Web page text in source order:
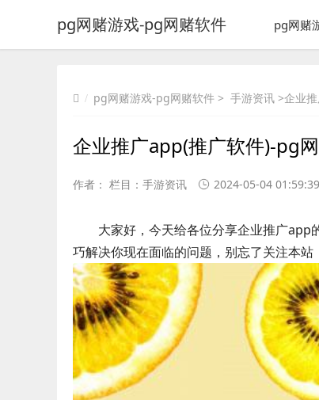
pg网赌游戏-pg网赌软件 pg网赌
pg网赌游戏-pg网赌软件 > 手游资讯 >企业
企业推广app(推广软件)-pg
作者： 栏目： 手游资讯 2024-05-04 01:59:39
大家好，今天给各位分享企业推广app
巧解决你现在面临的问题，别忘了关注本站